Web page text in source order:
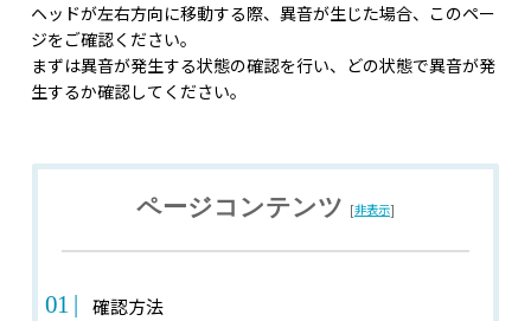
ヘッドが左右方向に移動する際、異音が生じた場合、このペー
ジをご確認ください。
まずは異音が発生する状態の確認を行い、どの状態で異音が発
生するか確認してください。
ページコンテンツ [非表示]
確認方法